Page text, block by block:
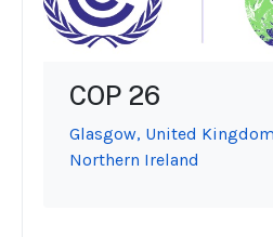
COP 26
Glasgow, United
Northern Ireland